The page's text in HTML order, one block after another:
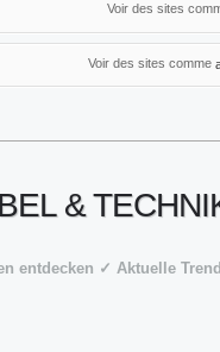
Voir des sites
Voir des sites comme
&
entdecken ✓ Aktuelle